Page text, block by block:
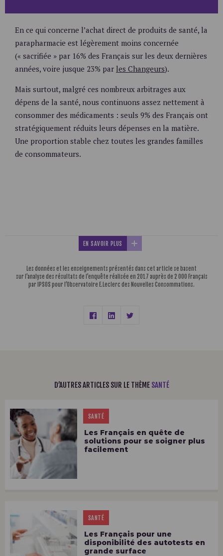
En ce qui concerne l’achat direct de produits de santé, la
parapharmacie est légèrement moins concernée
(« sacrifiée » par 16% des Français sur les deux dernières
années, voire jusque 23% par les Changeurs).
Mais surtout, malgré ces nombreux arbitrages aux
dépens de la santé, nous continuons assez nettement à
consommer des médicaments : seuls 9% des Français ont
stratégiquement réduits leurs dépenses en la matière.
Une proportion stable chez toutes les grandes familles
de consommateurs.
EN SAVOIR PLUS
Les données et les enseignements présentés dans cet article se basent
sur l’analyse des résultats de l’enquête réalisée en 2017 auprès de 2 000 Français
par IPSOS pour l’Observatoire E.Leclerc des Nouvelles Consommations.
D’AUTRES ARTICLES SUR LE THÈME SANTÉ
SANTÉ
Les Français en quête de
solutions pour se soigner plus
facilement
SANTÉ
Les Français pour une
disponibilité des autotests en
grande surface